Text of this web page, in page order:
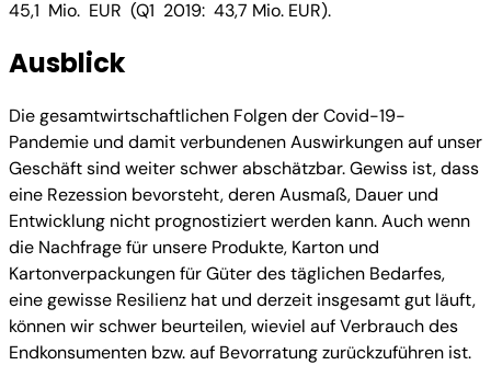
45,1 Mio. EUR (Q1 2019: 43,7 Mio. EUR).
Ausblick
Die gesamtwirtschaftlichen Folgen der Covid-19-
Pandemie und damit verbundenen Auswirkungen auf unser
Geschäft sind weiter schwer abschätzbar. Gewiss ist, dass
eine Rezession bevorsteht, deren Ausmaß, Dauer und
Entwicklung nicht prognostiziert werden kann. Auch wenn
die Nachfrage für unsere Produkte, Karton und
Kartonverpackungen für Güter des täglichen Bedarfes,
eine gewisse Resilienz hat und derzeit insgesamt gut läuft,
können wir schwer beurteilen, wieviel auf Verbrauch des
Endkonsumenten bzw. auf Bevorratung zurückzuführen ist.